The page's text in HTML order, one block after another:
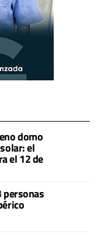
domo
el
el 12 de
personas